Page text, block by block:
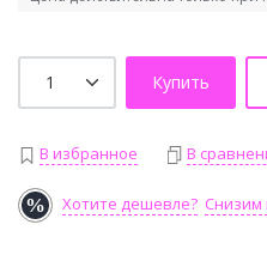
Купить
В избранное В
Хотите дешевле? Снизим